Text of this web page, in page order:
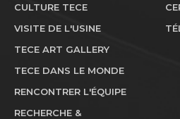
CULTURE TECE
VISITE DE L'USINE
TECE ART GALLERY
TECE DANS LE MONDE
RENCONTRER L'ÉQUIPE
RECHERCHE &